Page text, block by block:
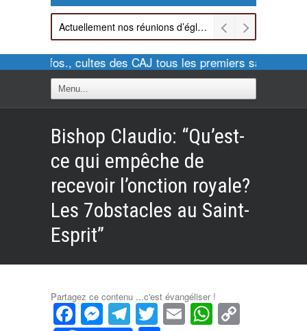
Actuellement nos réunions d’église sont retransmises sur ZOOM les dimanches à 11h et vendredis à 20h00
Pour infos., cultes des CAJ tous les premiers samedis
Bishop Claudio: “Qu’est-
ce qui empêche de
recevoir l’onction royale?
Les 7obstacles au Saint-
Esprit”
Partagez ce contenu ...c'est évangéliser !
Facebook
Messenger
Telegram
Twitter
Email